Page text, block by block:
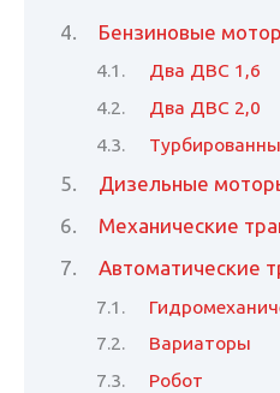
Бензиновые
Два ДВС 1,6
Два ДВС 2,0
Дизельные
Механические
Автоматические
Вариаторы
Робот